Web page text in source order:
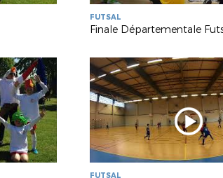
FUTSAL
Finale Départementale
FUTSAL